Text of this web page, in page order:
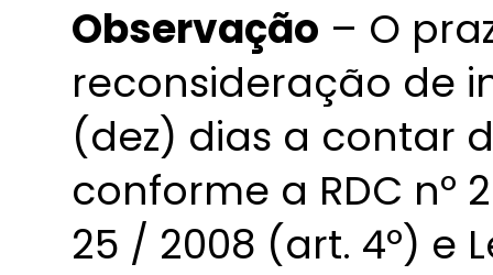
Observação – O
reconsideração de
(dez) dias a contar
conforme a RDC nº
25 / 2008 (art. 4º) e